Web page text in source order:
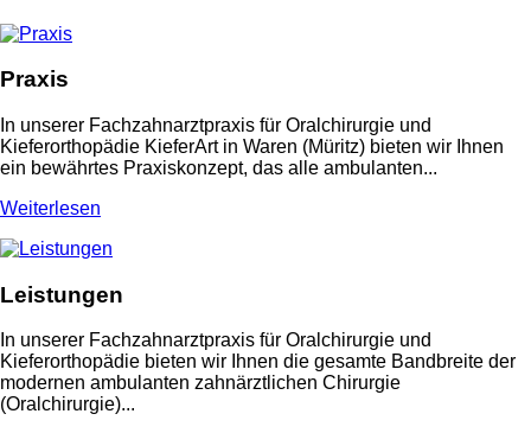
Praxis
In unserer Fachzahnarztpraxis für Oralchirurgie und
Kieferorthopädie KieferArt in Waren (Müritz) bieten wir Ihnen
ein bewährtes Praxiskonzept, das alle ambulanten...
Weiterlesen
Leistungen
In unserer Fachzahnarztpraxis für Oralchirurgie und
Kieferorthopädie bieten wir Ihnen die gesamte Bandbreite der
modernen ambulanten zahnärztlichen Chirurgie
(Oralchirurgie)...